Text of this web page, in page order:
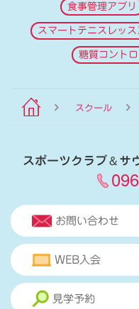
食事管理アプリ
スマートテニスレッス
糖質コント
スクール
スポーツクラブ＆サ
お問い合わせ
WEB入会
見学予約